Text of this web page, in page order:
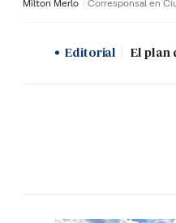
Milton Merlo Corresponsal en
Editorial El plan